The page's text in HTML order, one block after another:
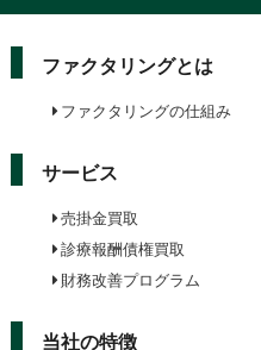
ファクタリングとは
ファクタリングの仕組み
サービス
売掛金買取
診療報酬債権買取
財務改善プログラム
当社の特徴